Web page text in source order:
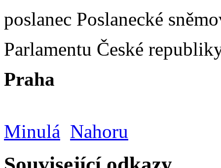
poslanec Poslanecké
Parlamentu České
Praha
Minulá Nahoru